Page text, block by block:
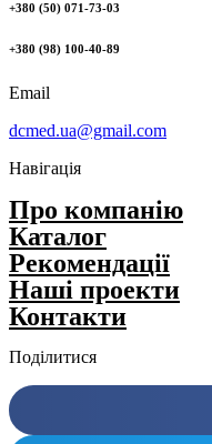
+380 (50) 071-73-03
+380 (98) 100-40-89
Email
dcmed.ua@gmail.com
Навігація
Про компанію
Каталог
Рекомендації
Нашi проекти
Контакти
Поділитися